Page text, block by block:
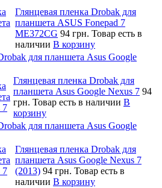
Глянцевая пленка Drobak для
планшета ASUS Fonepad 7
ME372CG 94 грн. Товар есть в
наличии В корзину
для планшета Asus Google
Глянцевая пленка Drobak для
планшета Asus Google Nexus 7 94
грн. Товар есть в наличии В
корзину
для планшета Asus Google
Глянцевая пленка Drobak для
планшета Asus Google Nexus 7
(2013) 94 грн. Товар есть в
наличии В корзину